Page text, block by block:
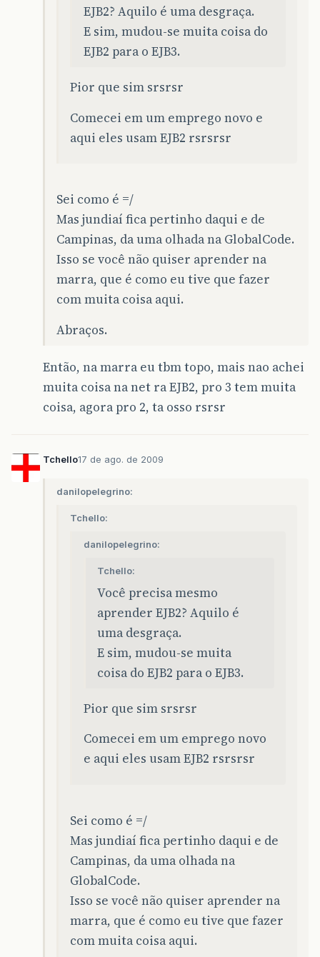
EJB2? Aquilo é uma desgraça.
E sim, mudou-se muita coisa do
EJB2 para o EJB3.
Pior que sim srsrsr
Comecei em um emprego novo e
aqui eles usam EJB2 rsrsrsr
Sei como é =/
Mas jundiaí fica pertinho daqui e de
Campinas, da uma olhada na GlobalCode.
Isso se você não quiser aprender na
marra, que é como eu tive que fazer
com muita coisa aqui.
Abraços.
Então, na marra eu tbm topo, mais nao achei
muita coisa na net ra EJB2, pro 3 tem muita
coisa, agora pro 2, ta osso rsrsr
Tchello17 de ago. de 2009
danilopelegrino:
Tchello:
danilopelegrino:
Tchello:
Você precisa mesmo
aprender EJB2? Aquilo é
uma desgraça.
E sim, mudou-se muita
coisa do EJB2 para o EJB3.
Pior que sim srsrsr
Comecei em um emprego novo
e aqui eles usam EJB2 rsrsrsr
Sei como é =/
Mas jundiaí fica pertinho daqui e de
Campinas, da uma olhada na
GlobalCode.
Isso se você não quiser aprender na
marra, que é como eu tive que fazer
com muita coisa aqui.